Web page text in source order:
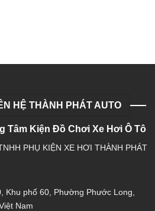
HỆ THÀNH PHÁT AUTO
Tâm Kiện Đồ Chơi Xe Hơi Ô Tô
PHỤ KIỆN XE HƠI THÀNH PHÁT
phố 60, Phường Phước Long,
Nam